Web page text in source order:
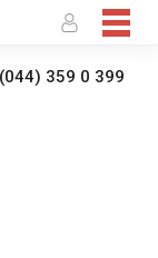
(044) 359 0 399